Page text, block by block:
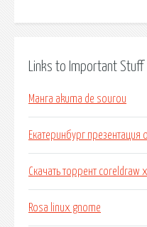
Links to Important Stuff
Манга akuma de sourou
Екатеринбург презентация
Скачать торрент coreldraw
Rosa linux gnome